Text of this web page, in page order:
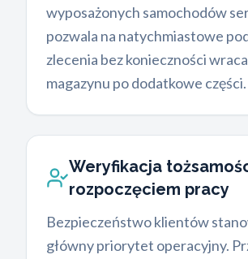
wyposażonych samochodów
pozwala na natychmiastowe
zlecenia bez konieczności
magazynu po dodatkowe części.
Weryfikacja
rozpoczęciem pracy
Bezpieczeństwo klientów
główny priorytet operacyjny.